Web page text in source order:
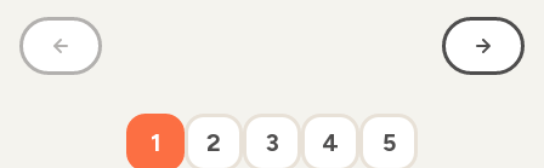
1 2 3 4 5